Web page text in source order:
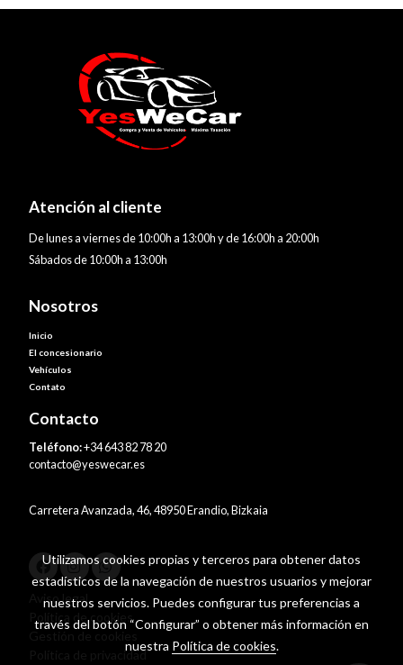
Atención al cliente
De lunes a viernes de 10:00h a 13:00h y de 16:00h a 20:00h
Sábados de 10:00h a 13:00h
Nosotros
Inicio
El concesionario
Vehículos
Contato
Contacto
Teléfono:+34 643 82 78 20
contacto@yeswecar.es
Carretera Avanzada, 46, 48950 Erandio, Bizkaia
Aviso legal
Política de cookies
Política de privacidad
Utilizamos cookies propias y terceros para obtener datos
estadísticos de la navegación de nuestros usuarios y mejorar
nuestros servicios. Puedes configurar tus preferencias a
través del botón “Configurar” o obtener más información en
nuestra Política de cookies.